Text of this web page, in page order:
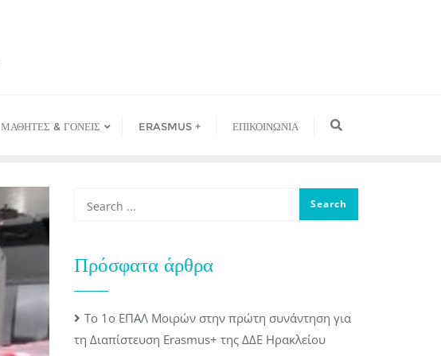
ΜΑΘΗΤΕΣ & ΓΟΝΕΙΣ ERASMUS + ΕΠΙΚΟΙΝΩΝΙΑ
Πρόσφατα άρθρα
Το 1ο ΕΠΑΛ Μοιρών στην πρώτη συνάντηση για
τη Διαπίστευση Erasmus+ της ΔΔΕ Ηρακλείου